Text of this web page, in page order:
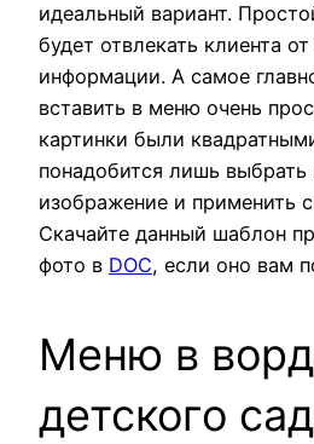
идеальный вариант.
будет отвлекать клиента
информации. А самое
вставить в меню очень
картинки были
понадобится лишь выбрать
изображение и применить
Скачайте данный шаблон
фото в DOC, если оно вам
Меню в
детского